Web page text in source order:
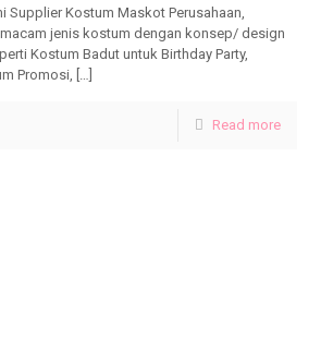
Supplier Kostum Maskot Perusahaan,
jenis kostum dengan konsep/ design
Kostum Badut untuk Birthday Party,
Promosi,
Read more